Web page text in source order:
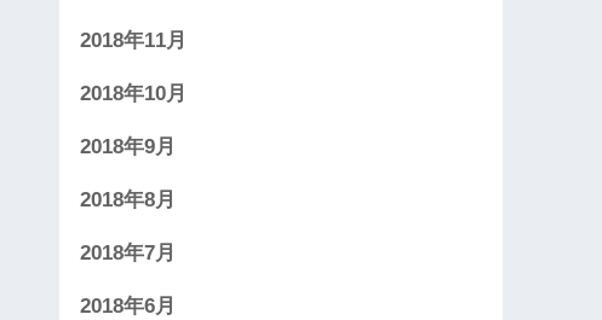
2018年11月
2018年10月
2018年9月
2018年8月
2018年7月
2018年6月